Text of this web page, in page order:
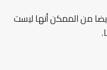
من الممكن أنها ليست